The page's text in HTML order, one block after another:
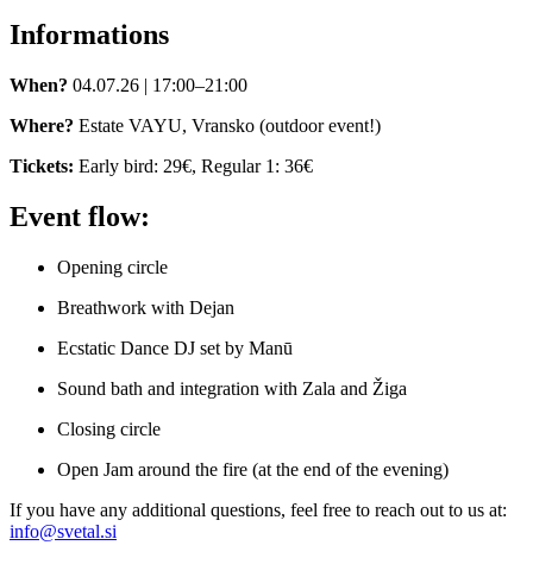
Informations
When? 04.07.26 | 17:00–21:00
Where? Estate VAYU, Vransko (outdoor event!)
Tickets: Early bird: 29€, Regular 1: 36€
Event flow:
Opening circle
Breathwork with Dejan
Ecstatic Dance DJ set by Manū
Sound bath and integration with Zala and Žiga
Closing circle
Open Jam around the fire (at the end of the evening)
If you have any additional questions, feel free to reach out to us at:
info@svetal.si